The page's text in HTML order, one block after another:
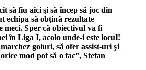
să fiu aici şi să încep să joc din
echipa să obţină rezultate
meci. Sper că obiectivul va fi
în Liga I, acolo unde-i este locul!
goluri, să ofer assist-uri şi
mod pot să o fac”, Stefan